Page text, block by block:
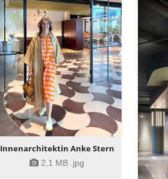
Innenarchitektin Anke Stern
2,1 MB .jpg